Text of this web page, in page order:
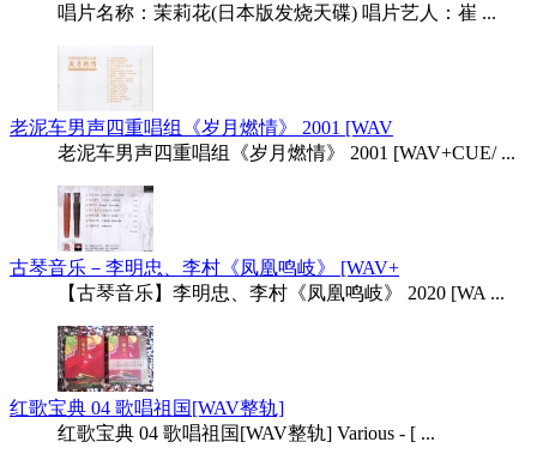
唱片名称：茉莉花(日本版发烧天碟) 唱片艺人：崔 ...
老泥车男声四重唱组《岁月燃情》 2001 [WAV
老泥车男声四重唱组《岁月燃情》 2001 [WAV+CUE/ ...
古琴音乐－李明忠、李村《凤凰鸣岐》 [WAV+
【古琴音乐】李明忠、李村《凤凰鸣岐》 2020 [WA ...
红歌宝典 04 歌唱祖国[WAV整轨]
红歌宝典 04 歌唱祖国[WAV整轨] Various - [ ...